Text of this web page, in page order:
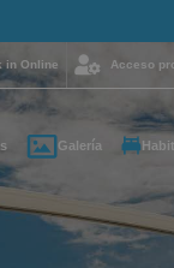
y quieres
nosotros?
in Online Acceso
Galería